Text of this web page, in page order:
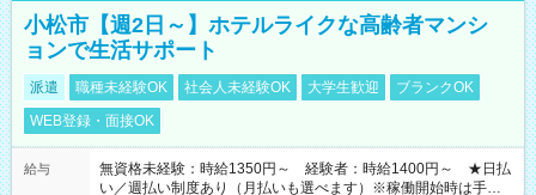
小松市【週2日～】ホテルライクな高齢者マンシ
ョンで生活サポート
派遣 職種未経験OK 社会人未経験OK 大学生歓迎
ブランクOK
WEB登録・面接OK
給与
無資格未経験：時給1350円～ 経験者：時給1400円～ ★日払
い／週払い制度あり（月払いも選べます）※稼働開始時は手続き